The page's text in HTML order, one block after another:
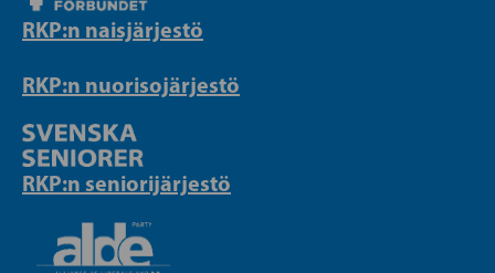
RKP:n naisjärjestö
RKP:n nuorisojärjestö
RKP:n seniorijärjestö